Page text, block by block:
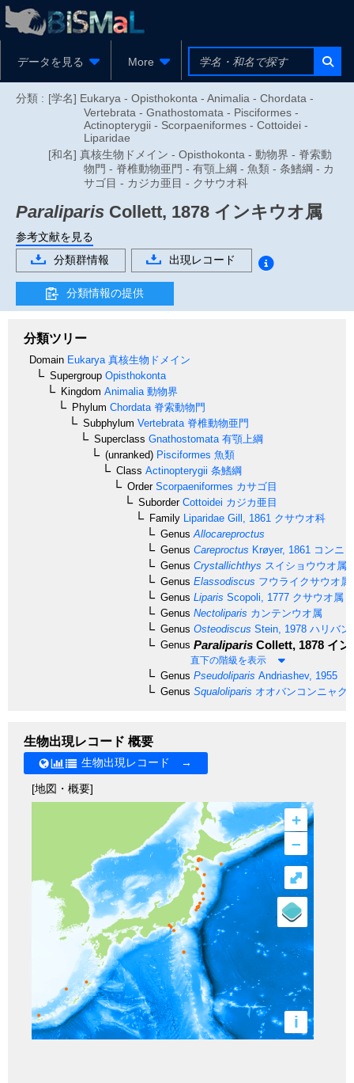
データを見る More
分類 : [学名] Eukarya - Opisthokonta - Animalia - Chordata -
Vertebrata - Gnathostomata - Pisciformes -
Actinopterygii - Scorpaeniformes - Cottoidei -
Liparidae
[和名] 真核生物ドメイン - Opisthokonta - 動物界 - 脊索動
物門 - 脊椎動物亜門 - 有顎上綱 - 魚類 - 条鰭綱 - カ
サゴ目 - カジカ亜目 - クサウオ科
Paraliparis Collett, 1878 インキウオ属
参考文献を見る
分類群情報
出現レコード
分類情報の提供
分類ツリー
Domain Eukarya 真核生物ドメイン
Supergroup Opisthokonta
Kingdom Animalia 動物界
Phylum Chordata 脊索動物門
Subphylum Vertebrata 脊椎動物亜門
Superclass Gnathostomata 有顎上綱
(unranked) Pisciformes 魚類
Class Actinopterygii 条鰭綱
OrderScorpaeniformes カサゴ目
SuborderCottoidei カジカ亜目
Family Liparidae Gill, 1861 クサウオ科
Genus Allocareproctus
Genus Careproctus Krøyer, 1861 コンニ
Genus Crystallichthys スイショウウオ属
Genus Elassodiscus フウライクサウオ属
Genus Liparis Scopoli, 1777 クサウオ属
Genus Nectoliparis カンテンウオ属
Genus Osteodiscus Stein, 1978 ハリバン
Genus Paraliparis Collett, 1878 イン
直下の階級を表示
Genus Pseudoliparis Andriashev, 1955
Genus Squaloliparis オオバンコンニャク
生物出現レコード 概要
生物出現レコード →
[地図・概要]
+
–
i
⤢